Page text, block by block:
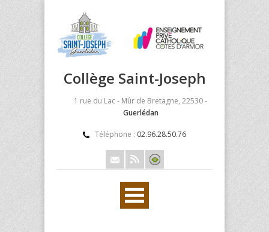
Collège Saint-Joseph
1 rue du Lac - Mûr de Bretagne, 22530 -
Guerlédan
Téléphone : 02.96.28.50.76